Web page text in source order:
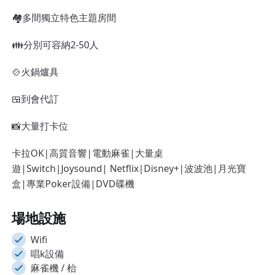
🏘️多間獨立特色主題房間
👪分別可容納2-50人
🍲火鍋爐具
🍱到會代訂
📸大量打卡位
卡拉OK|高質音響|電動麻雀|大量桌
遊|Switch|Joysound| Netflix|Disney+|波波池|月光寶
盒|專業Poker設備|DVD碟機
場地設施
Wifi
唱k設備
麻雀機 / 枱